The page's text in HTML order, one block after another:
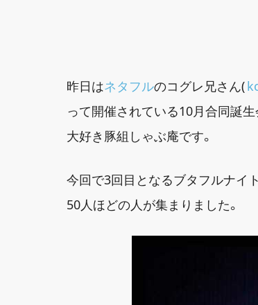
昨日はネタフルのコグレ兄さん(
って開催されている10月合同誕
大好き豚組しゃぶ庵です。
今回で3回目となるブタフルナイ
50人ほどの人が集まりました。